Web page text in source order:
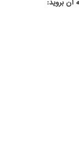
آن بروید: